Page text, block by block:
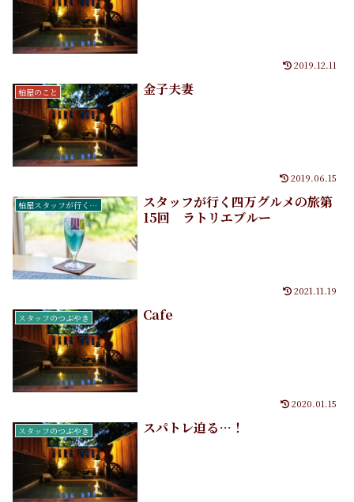
2019.12.11
柏屋のこと 金子夫妻
2019.06.15
柏屋スタッフが行く四万グルメの旅
スタッフが行く四万グルメの旅第
15回 ラトリエブルー
2021.11.19
スタッフのつぶやき Cafe
2020.01.15
スタッフのつぶやき スパトレ迫る…！